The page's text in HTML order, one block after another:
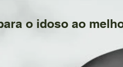
o idoso ao